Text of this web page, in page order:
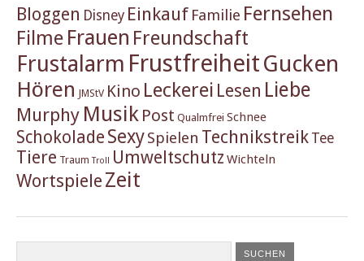
Bloggen Disney Einkauf Familie Fernsehen
Filme Frauen Freundschaft
Frustalarm FrustfreiheitGucken
Hören JMStV Kino Leckerei Lesen Liebe
Murphy Musik Post Qualmfrei Schnee
Schokolade SexySpielen Technikstreik Tee
Tiere Traum Troll Umweltschutz Wichteln
Wortspiele Zeit